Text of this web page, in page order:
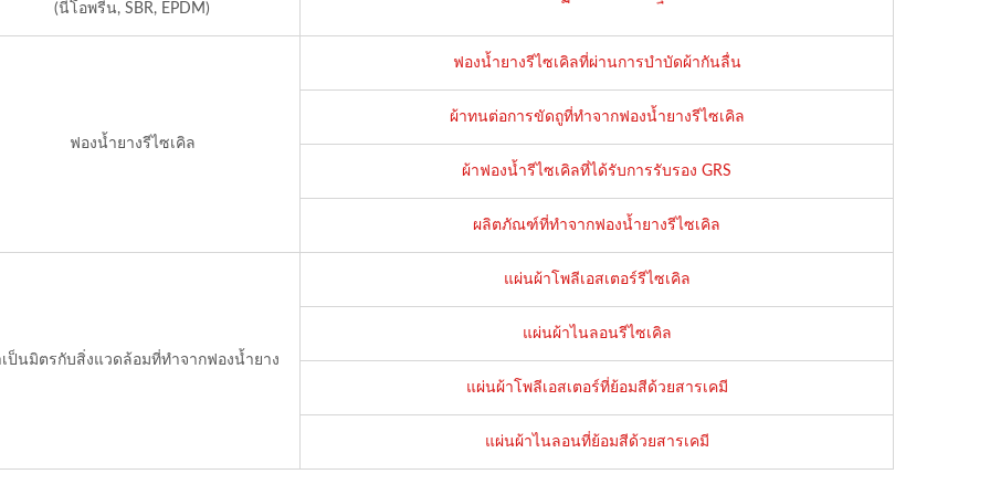
(นีโอพรีน, SBR, EPDM)
ฟองน้ำยางรีไซเคิล
ฟองน้ำยางรีไซเคิลที่ผ่านการบำบัดผ้ากันลื่น
ผ้าทนต่อการขัดถูที่ทำจากฟองน้ำยางรีไซเคิล
ผ้าฟองน้ำรีไซเคิลที่ได้รับการรับรอง GRS
ผลิตภัณฑ์ที่ทำจากฟองน้ำยางรีไซเคิล
เป็นมิตรกับสิ่งแวดล้อมที่ทำจากฟองน้ำยาง
แผ่นผ้าโพลีเอสเตอร์รีไซเคิล
แผ่นผ้าไนลอนรีไซเคิล
แผ่นผ้าโพลีเอสเตอร์ที่ย้อมสีด้วยสารเคมี
แผ่นผ้าไนลอนที่ย้อมสีด้วยสารเคมี